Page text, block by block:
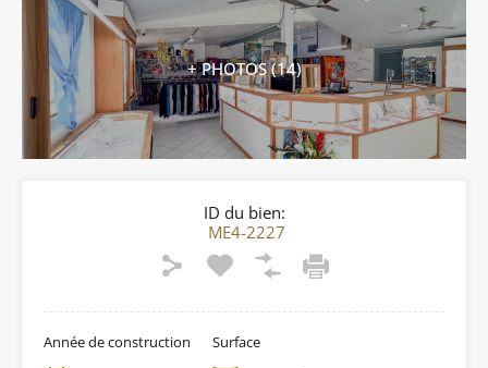
+ PHOTOS (14)
ID du bien:
ME4-2227
Année de construction Surface